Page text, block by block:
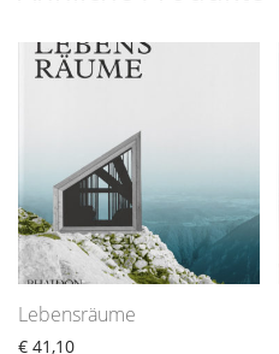
Lebensräume
€ 41,10